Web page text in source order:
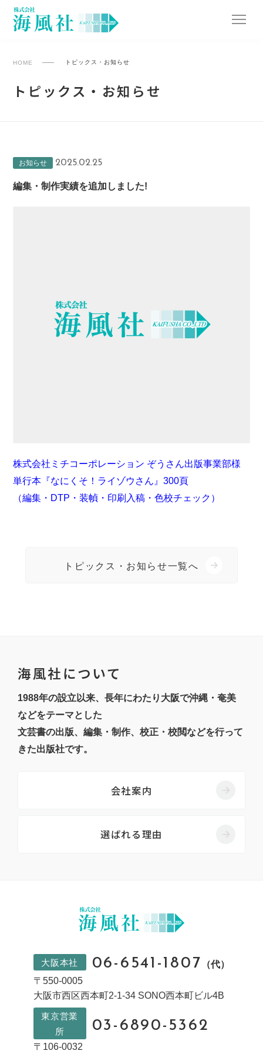
HOME トピックス・お知らせ
トピックス・お知らせ
お知らせ 2025.02.25
編集・制作実績を追加しました!
株式会社ミチコーポレーション ぞうさん出版事業部様
単行本『なにくそ！ライゾウさん』300頁
（編集・DTP・装幀・印刷入稿・色校チェック）
トピックス・お知らせ一覧へ
海風社について
1988年の設立以来、長年にわたり大阪で沖縄・奄美
などをテーマとした
文芸書の出版、編集・制作、校正・校閲などを行って
きた出版社です。
会社案内
選ばれる理由
大阪本社 06-6541-1807 （代）
〒550-0005
大阪市西区西本町2-1-34 SONO西本町ビル4B
東京営業
所
03-6890-5362
〒106-0032